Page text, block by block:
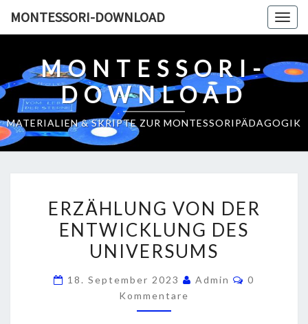
Skip
MONTESSORI-DOWNLOAD
MONTESSORI-
DOWNLOAD
MATERIALIEN & SKRIPTE ZUR MONTESSORIPÄDAGOGIK
R
Ä
L
ERZÄHLUNG VON DER
ENTWICKLUNG DES
UNIVERSUMS
18. September 2023 Admin
K
0
Kommentare